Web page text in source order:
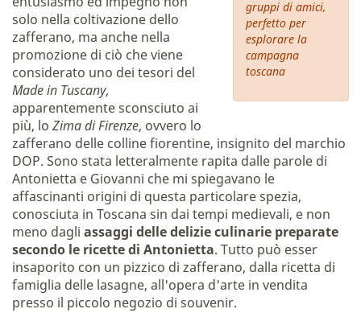
gruppi di amici,
perfetto per
esplorare la
campagna
toscana
solo nella coltivazione dello
zafferano, ma anche nella
promozione di ciò che viene
considerato uno dei tesori del
Made in Tuscany,
apparentemente sconsciuto ai
più, lo Zima di Firenze, ovvero lo
zafferano delle colline fiorentine, insignito del marchio
DOP. Sono stata letteralmente rapita dalle parole di
Antonietta e Giovanni che mi spiegavano le
affascinanti origini di questa particolare spezia,
conosciuta in Toscana sin dai tempi medievali, e non
meno dagli assaggi delle delizie culinarie preparate
secondo le ricette di Antonietta. Tutto può esser
insaporito con un pizzico di zafferano, dalla ricetta di
famiglia delle lasagne, all'opera d'arte in vendita
presso il piccolo negozio di souvenir.